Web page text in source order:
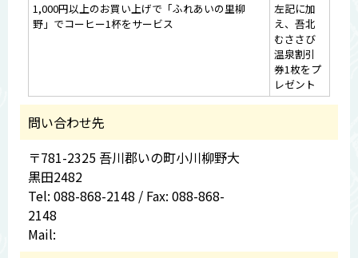
1,000円以上のお買い上げで「ふれあいの里柳
野」でコーヒー1杯をサービス
左記に加
え、吾北
むささび
温泉割引
券1枚をプ
レゼント
問い合わせ先
〒781-2325 吾川郡いの町小川柳野大
黒田2482
Tel: 088-868-2148 / Fax: 088-868-
2148
Mail: